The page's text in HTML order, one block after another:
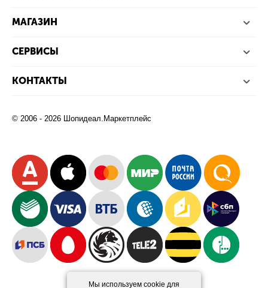
Мы используем cookie для
МАГАЗИН
СЕРВИСЫ
КОНТАКТЫ
© 2006 - 2026 Шопидеал.Маркетплейс